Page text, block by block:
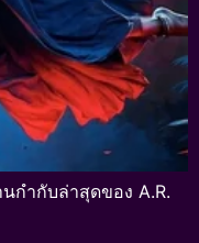
กำกับล่าสุดของ A.R.